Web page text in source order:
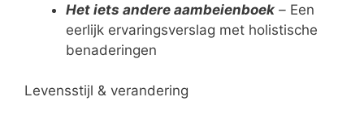
Het iets andere aambeienboek – Een
eerlijk ervaringsverslag met holistische
benaderingen
Levensstijl & verandering